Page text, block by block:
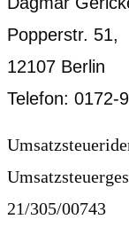
Popperstr. 51,
12107 Berlin
Telefon: 0172-
21/305/00743